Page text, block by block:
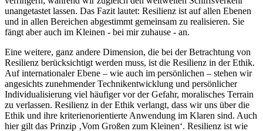
unangetastet lassen. Das Fazit lautet: Resilienz ist auf allen Ebenen
und in allen Bereichen abgestimmt gemeinsam zu realisieren. Sie
fängt aber auch im Kleinen - bei mir zuhause - an.
Eine weitere, ganz andere Dimension, die bei der Betrachtung von
Resilienz berücksichtigt werden muss, ist die Resilienz in der Ethik.
Auf internationaler Ebene – wie auch im persönlichen – stehen wir
angesichts zunehmender Technikentwicklung und persönlicher
Individualisierung viel häufiger vor der Gefahr, moralisches Terrain
zu verlassen. Resilienz in der Ethik verlangt, dass wir uns über die
Ethik und ihre kriterienorientierte Anwendung im Klaren sind. Auch
hier gilt das Prinzip ‚Vom Großen zum Kleinen‘. Resilienz ist wie